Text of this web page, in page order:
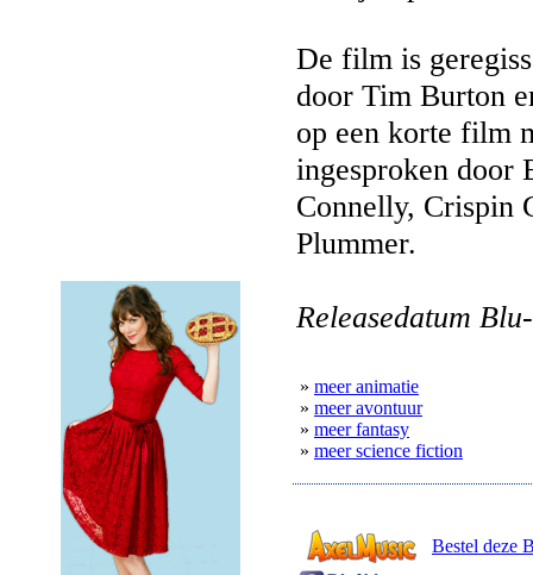
De film is
door Tim Burton
op een korte film
ingesproken door
Connelly, Crispin
Plummer.
Releasedatum
» meer animatie
» meer avontuur
» meer fantasy
» meer science fiction
Bestel deze